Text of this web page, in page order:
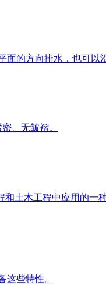
的方向排水，也可以
、无皱褶。
土木工程中应用的一
些特性。